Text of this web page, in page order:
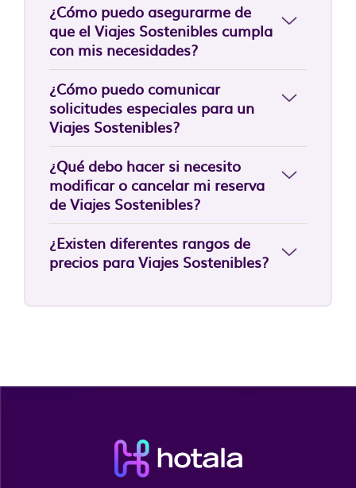
¿Cómo puedo asegurarme de
que el Viajes Sostenibles cumpla
con mis necesidades?
¿Cómo puedo comunicar
solicitudes especiales para un
Viajes Sostenibles?
¿Qué debo hacer si necesito
modificar o cancelar mi reserva
de Viajes Sostenibles?
¿Existen diferentes rangos de
precios para Viajes Sostenibles?